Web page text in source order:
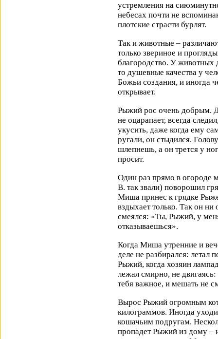
устремления на
небесах почти не
плотские страсти бурлят.
Так и животные –
только звериное и
благородство. У животных
то душевные качества у
Божьи создания, и иногда
открывает.
Рыжий рос очень добрым.
не оцарапает, всегда
укусить, даже когда ему
ругали, он стыдился.
шлепнешь, а он трется у
просит.
Один раз прямо в огороде
В. так звали) поворошил
Миша принес к грядке
вздыхает только. Так он
смеялся: «Ты, Рыжий, у
отказываешься».
Когда Миша утренние и
деле не разбирался: летал
Рыжий, когда хозяин
лежал cмирно, не
тебя важное, и мешать не
Вырос Рыжий огромным
килограммов. Иногда
кошачьим подругам.
пропадет Рыжий из дому –